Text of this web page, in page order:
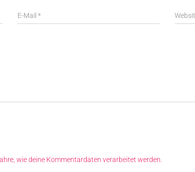
E-Mail*
wie deine Kommentardaten verarbeitet werden.